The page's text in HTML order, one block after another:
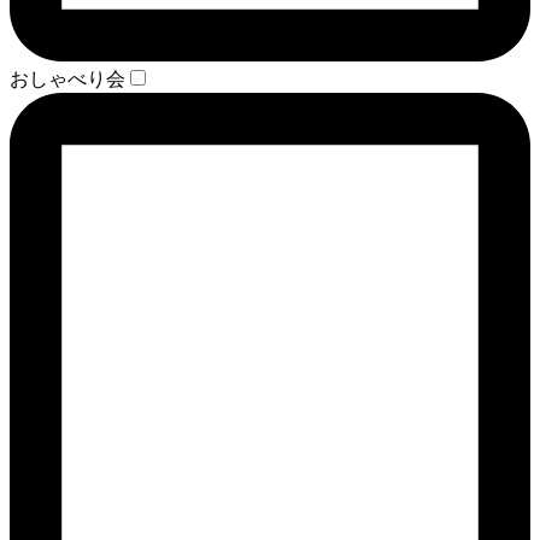
おしゃべり会